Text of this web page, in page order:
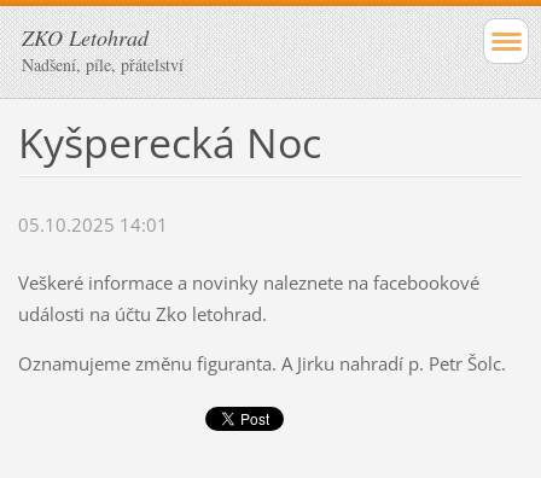
ZKO Letohrad
Nadšení, píle, přátelství
Kyšperecká Noc
05.10.2025 14:01
Veškeré informace a novinky naleznete na facebookové
události na účtu Zko letohrad.
Oznamujeme změnu figuranta. A Jirku nahradí p. Petr Šolc.